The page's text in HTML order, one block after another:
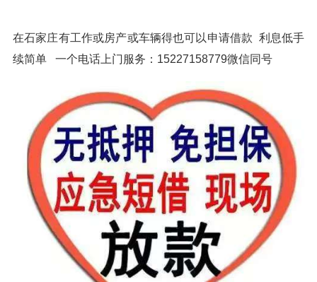
在石家庄有工作或房产或车辆得也可以申请借款 利息低手
续简单 一个电话上门服务：15227158779微信同号